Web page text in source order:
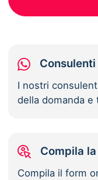
I nostri
della domanda e
Compila
Compila il form